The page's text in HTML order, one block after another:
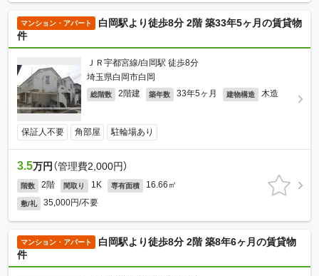
マンション・アパート
白岡駅より徒歩8分 2階 築33年5ヶ月の賃貸物
件
ＪＲ宇都宮線/白岡駅 徒歩8分
埼玉県白岡市白岡
総階数 2階建 築年数 33年5ヶ月 建物構造 木造
保証人不要 角部屋 駐輪場あり
3.5万円 （管理費2,000円）
階数 2階 間取り 1K 専有面積 16.66㎡
敷/礼 35,000円/不要
マンション・アパート
白岡駅より徒歩8分 2階 築8年6ヶ月の賃貸物
件